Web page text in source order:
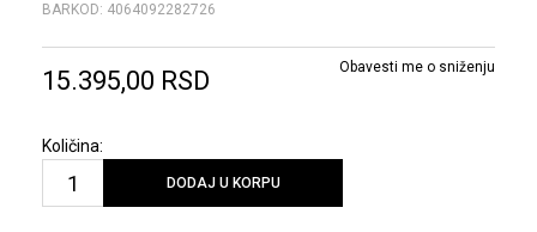
BARKOD: 4064092282726
15.395,00 RSD Obavesti me o sniženju
Količina:
DODAJ U KORPU